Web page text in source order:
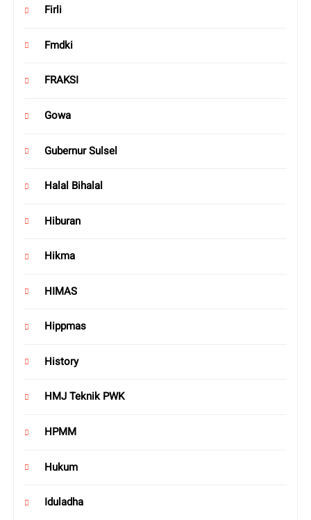
Firli
Fmdki
FRAKSI
Gowa
Gubernur Sulsel
Halal Bihalal
Hiburan
Hikma
HIMAS
Hippmas
History
HMJ Teknik PWK
HPMM
Hukum
Iduladha